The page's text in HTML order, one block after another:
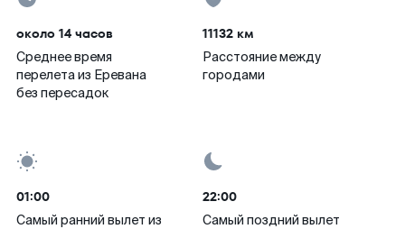
около 14 часов
Среднее время
перелета из Еревана
без пересадок
11132 км
Расстояние между
городами
01:00
Самый ранний вылет из
22:00
Самый поздний вылет